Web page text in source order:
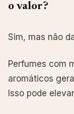
o valor?
Sim, mas não
Perfumes com
aromáticos
Isso pode